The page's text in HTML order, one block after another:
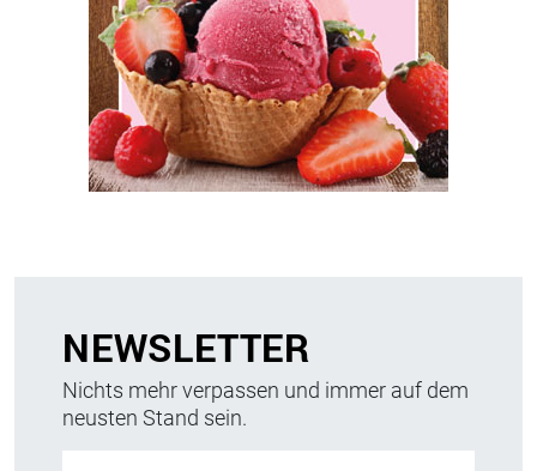
NEWSLETTER
Nichts mehr verpassen und immer auf dem
neusten Stand sein.